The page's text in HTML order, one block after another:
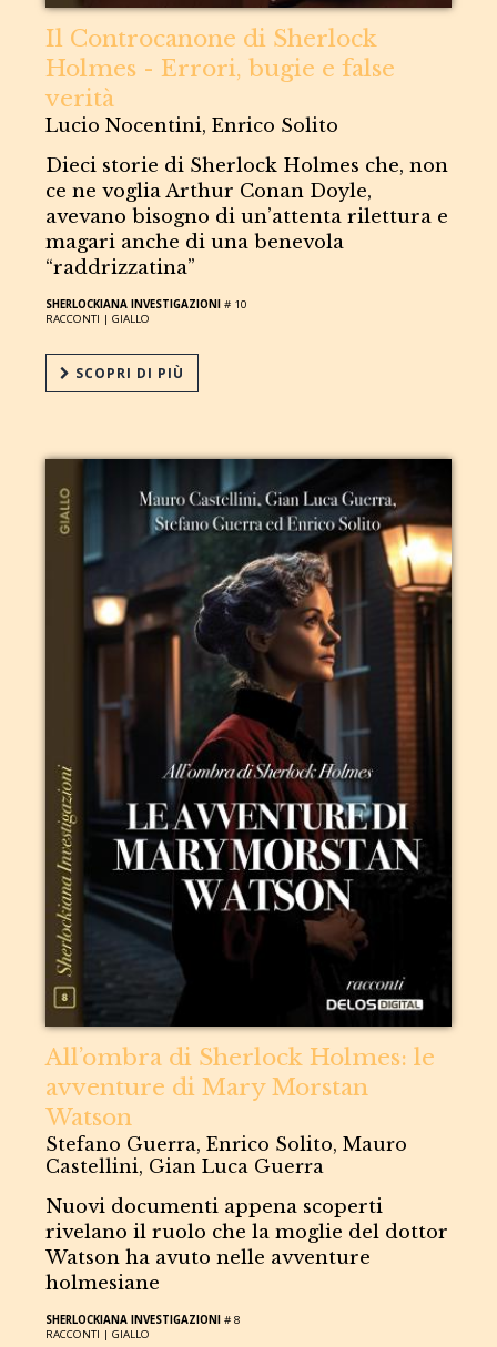
Il Controcanone di Sherlock
Holmes - Errori, bugie e false
verità
Lucio Nocentini, Enrico Solito
Dieci storie di Sherlock Holmes che, non
ce ne voglia Arthur Conan Doyle,
avevano bisogno di un’attenta rilettura e
magari anche di una benevola
“raddrizzatina”
SHERLOCKIANA INVESTIGAZIONI # 10
RACCONTI |GIALLO
SCOPRI DI PIÙ
All’ombra di Sherlock Holmes: le
avventure di Mary Morstan
Watson
Stefano Guerra, Enrico Solito, Mauro
Castellini, Gian Luca Guerra
Nuovi documenti appena scoperti
rivelano il ruolo che la moglie del dottor
Watson ha avuto nelle avventure
holmesiane
SHERLOCKIANA INVESTIGAZIONI # 8
RACCONTI |GIALLO